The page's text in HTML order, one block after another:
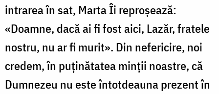
intrarea în sat, Marta Îi reproșează:
«Doamne, dacă ai fi fost aici, Lazăr, fratele
nostru, nu ar fi murit». Din nefericire, noi
credem, în puținătatea minții noastre, că
Dumnezeu nu este întotdeauna prezent în